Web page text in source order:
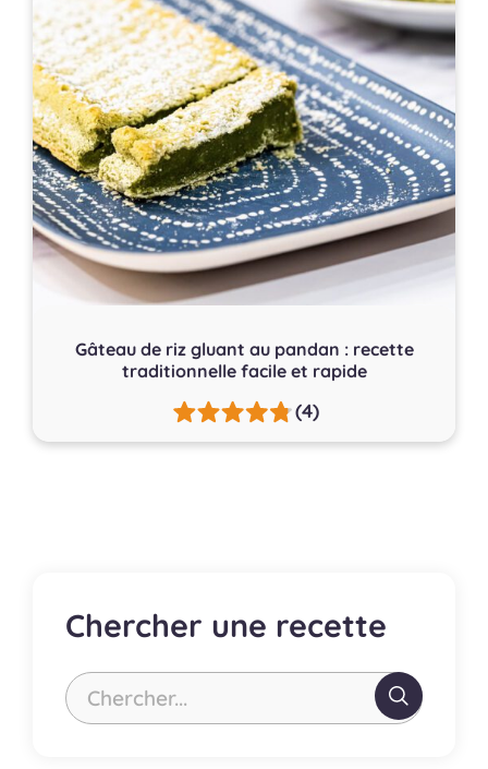
Gâteau de riz gluant au pandan : recette
traditionnelle facile et rapide
(4)
Chercher une recette
Chercher...